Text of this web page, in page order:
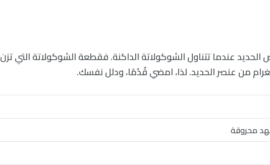
عندما تتناول الشوكولاتة الداكنة. فقطعة الشوكولاتة التي تزن
محروقة